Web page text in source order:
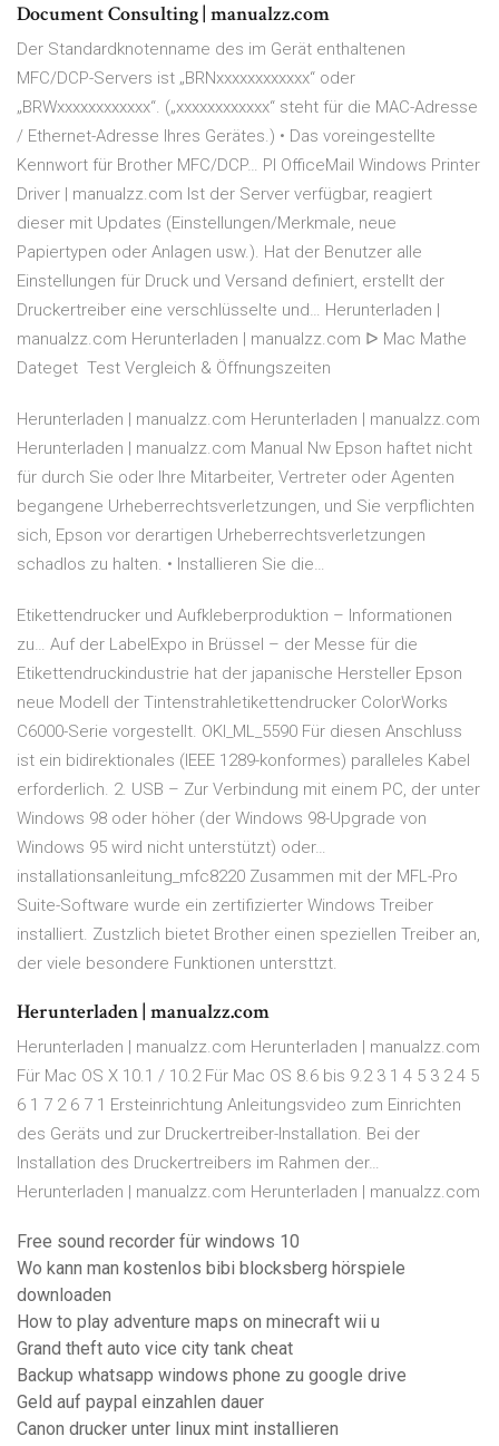
Document Consulting | manualzz.com
Der Standardknotenname des im Gerät enthaltenen
MFC/DCP-Servers ist „BRNxxxxxxxxxxxx“ oder
„BRWxxxxxxxxxxxx“. („xxxxxxxxxxxx“ steht für die MAC-Adresse
/ Ethernet-Adresse Ihres Gerätes.) • Das voreingestellte
Kennwort für Brother MFC/DCP… PI OfficeMail Windows Printer
Driver | manualzz.com Ist der Server verfügbar, reagiert
dieser mit Updates (Einstellungen/Merkmale, neue
Papiertypen oder Anlagen usw.). Hat der Benutzer alle
Einstellungen für Druck und Versand definiert, erstellt der
Druckertreiber eine verschlüsselte und… Herunterladen |
manualzz.com Herunterladen | manualzz.com ᐅ Mac Mathe
Dateget  Test Vergleich & Öffnungszeiten
Herunterladen | manualzz.com Herunterladen | manualzz.com
Herunterladen | manualzz.com Manual Nw Epson haftet nicht
für durch Sie oder Ihre Mitarbeiter, Vertreter oder Agenten
begangene Urheberrechtsverletzungen, und Sie verpflichten
sich, Epson vor derartigen Urheberrechtsverletzungen
schadlos zu halten. • Installieren Sie die…
Etikettendrucker und Aufkleberproduktion – Informationen
zu… Auf der LabelExpo in Brüssel – der Messe für die
Etikettendruckindustrie hat der japanische Hersteller Epson
neue Modell der Tintenstrahletikettendrucker ColorWorks
C6000-Serie vorgestellt. OKI_ML_5590 Für diesen Anschluss
ist ein bidirektionales (IEEE 1289-konformes) paralleles Kabel
erforderlich. 2. USB – Zur Verbindung mit einem PC, der unter
Windows 98 oder höher (der Windows 98-Upgrade von
Windows 95 wird nicht unterstützt) oder…
installationsanleitung_mfc8220 Zusammen mit der MFL-Pro
Suite-Software wurde ein zertifizierter Windows Treiber
installiert. Zustzlich bietet Brother einen speziellen Treiber an,
der viele besondere Funktionen untersttzt.
Herunterladen | manualzz.com
Herunterladen | manualzz.com Herunterladen | manualzz.com
Für Mac OS X 10.1 / 10.2 Für Mac OS 8.6 bis 9.2 3 1 4 5 3 2 4 5
6 1 7 2 6 7 1 Ersteinrichtung Anleitungsvideo zum Einrichten
des Geräts und zur Druckertreiber-Installation. Bei der
Installation des Druckertreibers im Rahmen der…
Herunterladen | manualzz.com Herunterladen | manualzz.com
Free sound recorder für windows 10
Wo kann man kostenlos bibi blocksberg hörspiele
downloaden
How to play adventure maps on minecraft wii u
Grand theft auto vice city tank cheat
Backup whatsapp windows phone zu google drive
Geld auf paypal einzahlen dauer
Canon drucker unter linux mint installieren